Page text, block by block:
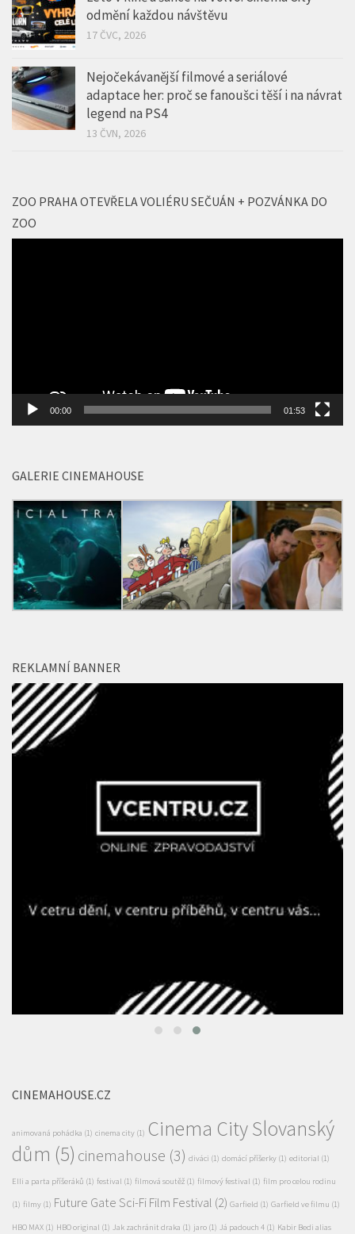
odmění každou návštěvu
17 ČVC, 2026
Nejočekávanější filmové a seriálové
adaptace her: proč se fanoušci těší i na návrat
legend na PS4
13 ČVN, 2026
ZOO PRAHA OTEVŘELA VOLIÉRU SEČUÁN + POZVÁNKA DO
ZOO
00:00 01:53
GALERIE CINEMAHOUSE
REKLAMNÍ BANNER
CINEMAHOUSE.CZ
animovaná pohádka (1) cinema city (1) Cinema City Slovanský
dům (5) cinemahouse (3) diváci (1) domácí příšerky (1) editorial (1)
Elli a parta příšeráků (1) festival (1) filmová soutěž (1) filmový festival (1) film pro celou rodinu
(1) filmy (1) Future Gate Sci-Fi Film Festival (2) Garfield (1) Garfield ve filmu (1)
HBO MAX (1) HBO original (1) Jak zachránit draka (1) jaro (1) Já padouch 4 (1) Kabir Bedi alias